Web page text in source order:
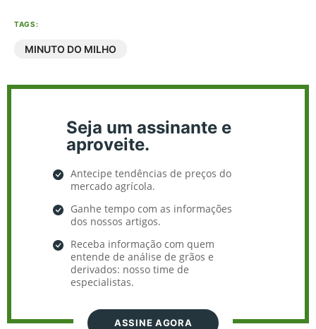
TAGS:
MINUTO DO MILHO
Seja um assinante e
aproveite.
Antecipe tendências de preços do
mercado agrícola.
Ganhe tempo com as informações
dos nossos artigos.
Receba informação com quem
entende de análise de grãos e
derivados: nosso time de
especialistas.
ASSINE AGORA